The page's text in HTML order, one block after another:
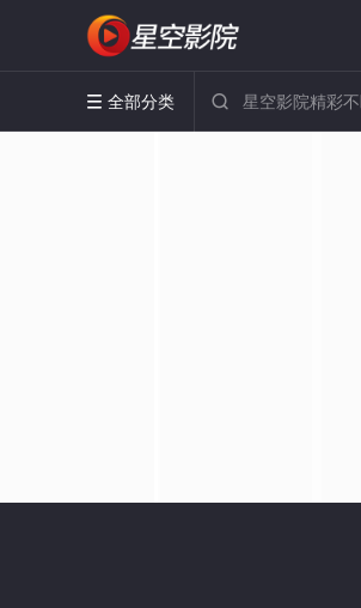
 全部分类 